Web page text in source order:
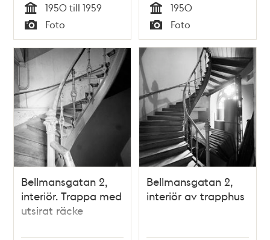
Tid
1950 till 1959
Typ
Foto Tid
1950
Typ
Foto
Bellmansgatan 2,
interiör. Trappa med
utsirat räcke
Bellmansgatan 2,
interiör av trapphus